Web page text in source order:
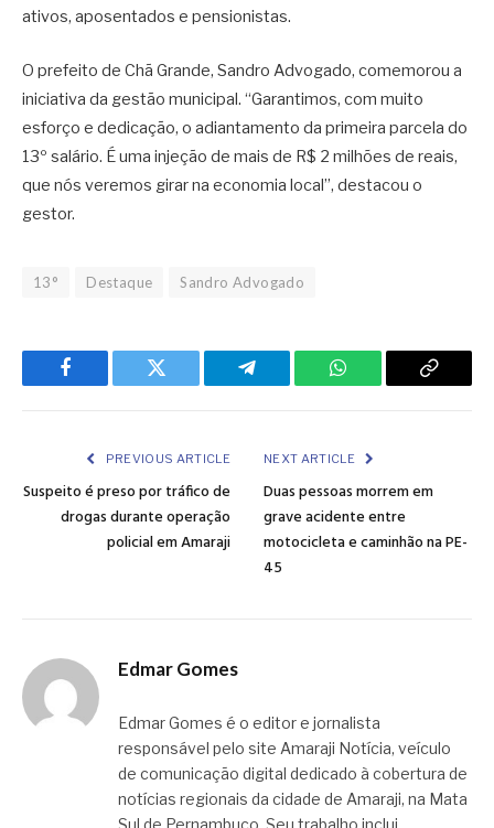
ativos, aposentados e pensionistas.
O prefeito de Chã Grande, Sandro Advogado, comemorou a
iniciativa da gestão municipal. “Garantimos, com muito
esforço e dedicação, o adiantamento da primeira parcela do
13º salário. É uma injeção de mais de R$ 2 milhões de reais,
que nós veremos girar na economia local”, destacou o
gestor.
13° Destaque Sandro Advogado
Facebook Twitter Telegram WhatsApp Copy
PREVIOUS ARTICLE
Suspeito é preso por tráfico de
drogas durante operação
policial em Amaraji
NEXT ARTICLE
Duas pessoas morrem em
grave acidente entre
motocicleta e caminhão na PE-
45
Edmar Gomes
Edmar Gomes é o editor e jornalista
responsável pelo site Amaraji Notícia, veículo
de comunicação digital dedicado à cobertura de
notícias regionais da cidade de Amaraji, na Mata
Sul de Pernambuco. Seu trabalho inclui